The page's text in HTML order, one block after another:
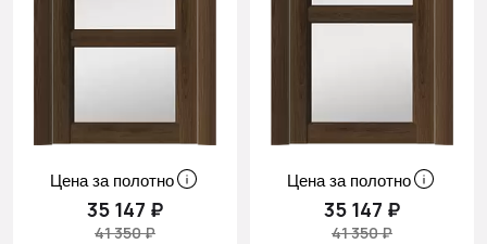
Цена за полотно
35 147 ₽
41 350 ₽
Цена за полотно
35 147 ₽
41 350 ₽